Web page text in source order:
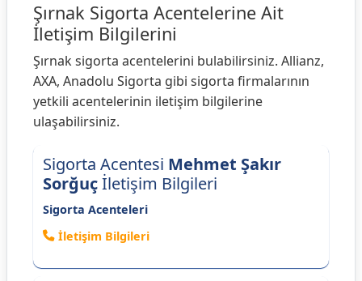
Şırnak Sigorta Acentelerine Ait
İletişim Bilgilerini
Şırnak sigorta acentelerini bulabilirsiniz. Allianz,
AXA, Anadolu Sigorta gibi sigorta firmalarının
yetkili acentelerinin iletişim bilgilerine
ulaşabilirsiniz.
Sigorta Acentesi Mehmet Şakır
Sorğuçİletişim Bilgileri
Sigorta Acenteleri
İletişim Bilgileri